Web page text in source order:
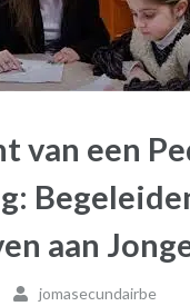
van een
aan
jomasecundairbe